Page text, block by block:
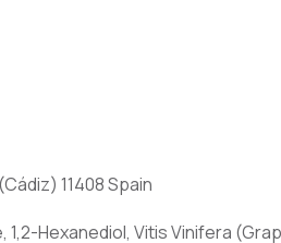
11408 Spain
Hexanediol, Vitis Vinifera